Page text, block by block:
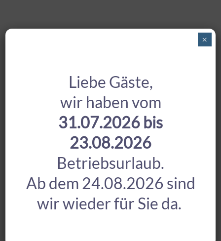
Liebe Gäste,
wir haben vom
31.07.2026 bis
23.08.2026
Betriebsurlaub.
Ab dem 24.08.2026 sind
wir wieder für Sie da.
×